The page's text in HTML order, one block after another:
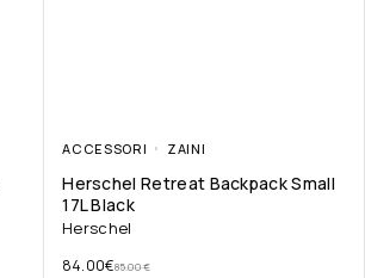
ACCESSORI ZAINI
Herschel Retreat Backpack Small
17L Black
Herschel
85.00€
84.00€